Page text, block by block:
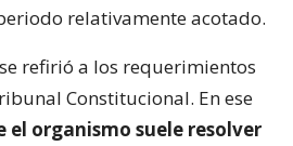
relativamente acotado.
refirió a los requerimientos
Constitucional. En ese
el organismo suele resolver